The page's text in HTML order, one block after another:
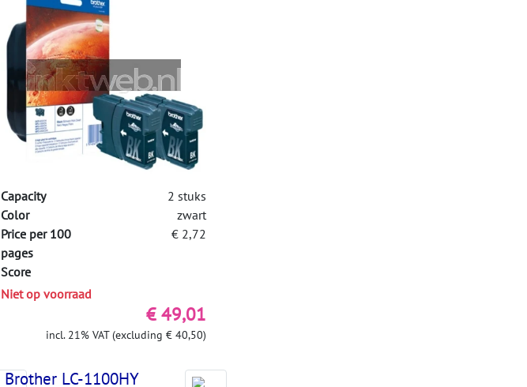
Capacity
2 stuks
Color
zwart
Price per 100
pages
€ 2,72
Score
Niet op voorraad
€ 49,01
incl. 21% VAT (excluding € 40,50)
Brother LC-1100HY